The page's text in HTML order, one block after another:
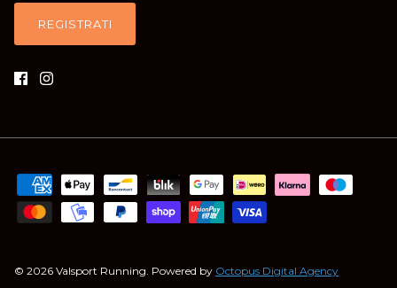
REGISTRATI
© 2026 Valsport Running. Powered by Octopus Digital Agency